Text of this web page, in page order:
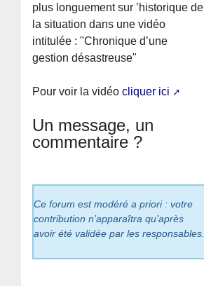
plus longuement sur ’historique de
la situation dans une vidéo
intitulée : "Chronique d’une
gestion désastreuse"
Pour voir la vidéocliquer ici
Un message, un
commentaire ?
Ce forum est modéré a priori : votre
contribution n’apparaîtra qu’après
avoir été validée par les responsables.